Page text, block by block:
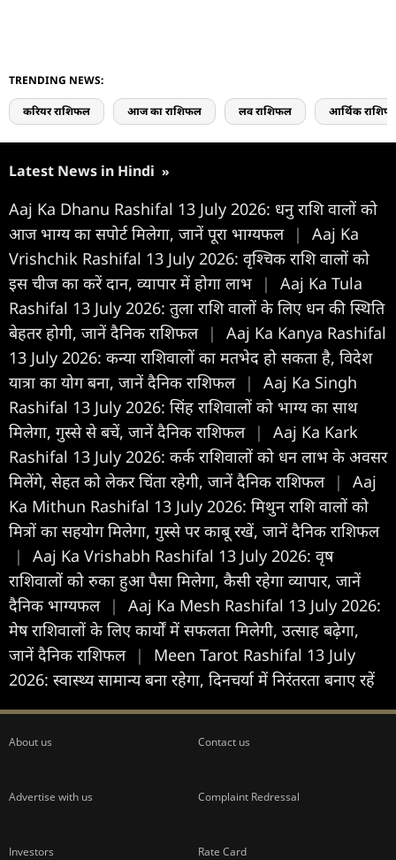
TRENDING NEWS:
करियर राशिफल आज का राशिफल लव राशिफल आर्थिक
Latest News in Hindi »
Aaj Ka Dhanu Rashifal 13 July 2026: धनु राशि वालों को
आज भाग्य का सपोर्ट मिलेगा, जानें पूरा भाग्यफल |
Aaj Ka
Vrishchik Rashifal 13 July 2026: वृश्चिक राशि वालों को
इस चीज का करें दान, व्यापार में होगा लाभ
|
Aaj Ka Tula
Rashifal 13 July 2026: तुला राशि वालों के लिए धन की स्थिति
बेहतर होगी, जानें दैनिक राशिफल |
Aaj Ka Kanya Rashifal
13 July 2026: कन्या राशिवालों का मतभेद हो सकता है, विदेश
यात्रा का योग बना, जानें दैनिक राशिफल |
Aaj Ka Singh
Rashifal 13 July 2026: सिंह राशिवालों को भाग्य का साथ
मिलेगा, गुस्से से बचें, जानें दैनिक राशिफल |
Aaj Ka Kark
Rashifal 13 July 2026: कर्क राशिवालों को धन लाभ के अवसर
मिलेंगे, सेहत को लेकर चिंता रहेगी, जानें दैनिक राशिफल |
Aaj
Ka Mithun Rashifal 13 July 2026: मिथुन राशि वालों को
मित्रों का सहयोग मिलेगा, गुस्से पर काबू रखें, जानें दैनिक राशिफल
|
Aaj Ka Vrishabh Rashifal 13 July 2026: वृष
राशिवालों को रुका हुआ पैसा मिलेगा, कैसी रहेगा व्यापार, जानें
दैनिक भाग्यफल |
Aaj Ka Mesh Rashifal 13 July 2026:
मेष राशिवालों के लिए कार्यों में सफलता मिलेगी, उत्साह बढ़ेगा,
जानें दैनिक राशिफल |
Meen Tarot Rashifal 13 July
2026: स्वास्थ्य सामान्य बना रहेगा, दिनचर्या में निरंतरता बनाए रहें
About us Contact us
Advertise with us Complaint Redressal
Investors Rate Card